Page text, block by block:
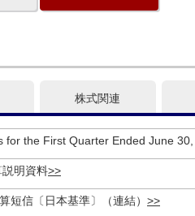
株式関連
for the First Quarter Ended June
明資料
短信〔日本基準〕（連結）